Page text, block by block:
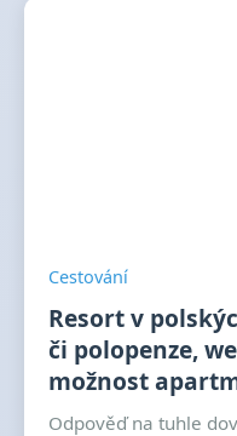
Cestování
Resort v
či polopenze,
možnost
Odpověď na tuhle